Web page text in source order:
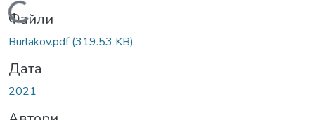
Вантажиться...
Файли
Burlakov.pdf(319.53 KB)
Дата
2021